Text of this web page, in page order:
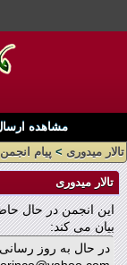
مشاهده
تالار میدوری > پیام انجمن
تالار میدوری
این انجمن در حال
بیان می کند:
در حال به روز